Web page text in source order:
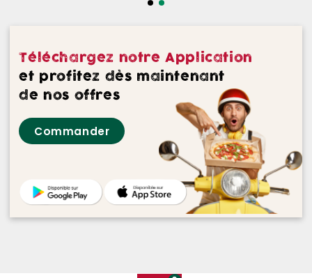
NOS VINS ROUGES
NOS VINS ROSES
NOS VINS BLANCS
Téléchargez notre Application
et profitez dès maintenant
de nos offres
Commander